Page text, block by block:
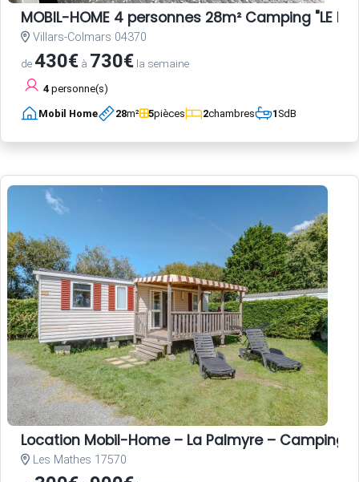
MOBIL-HOME 4 personnes 28m² Camping "LE
Villars-Colmars 04370
de430€ à 730€ la semaine
4 personne(s)
Mobil Home 28m² 5pièces 2chambres 1SdB
Location Mobil-Home – La Palmyre – Camping
Les Mathes 17570